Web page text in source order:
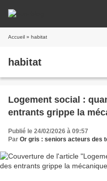
Accueil » habitat
habitat
Logement social :
entrants grippe la
Publié le 24/02/2026 à 09:57
Par Or gris : seniors acteurs des